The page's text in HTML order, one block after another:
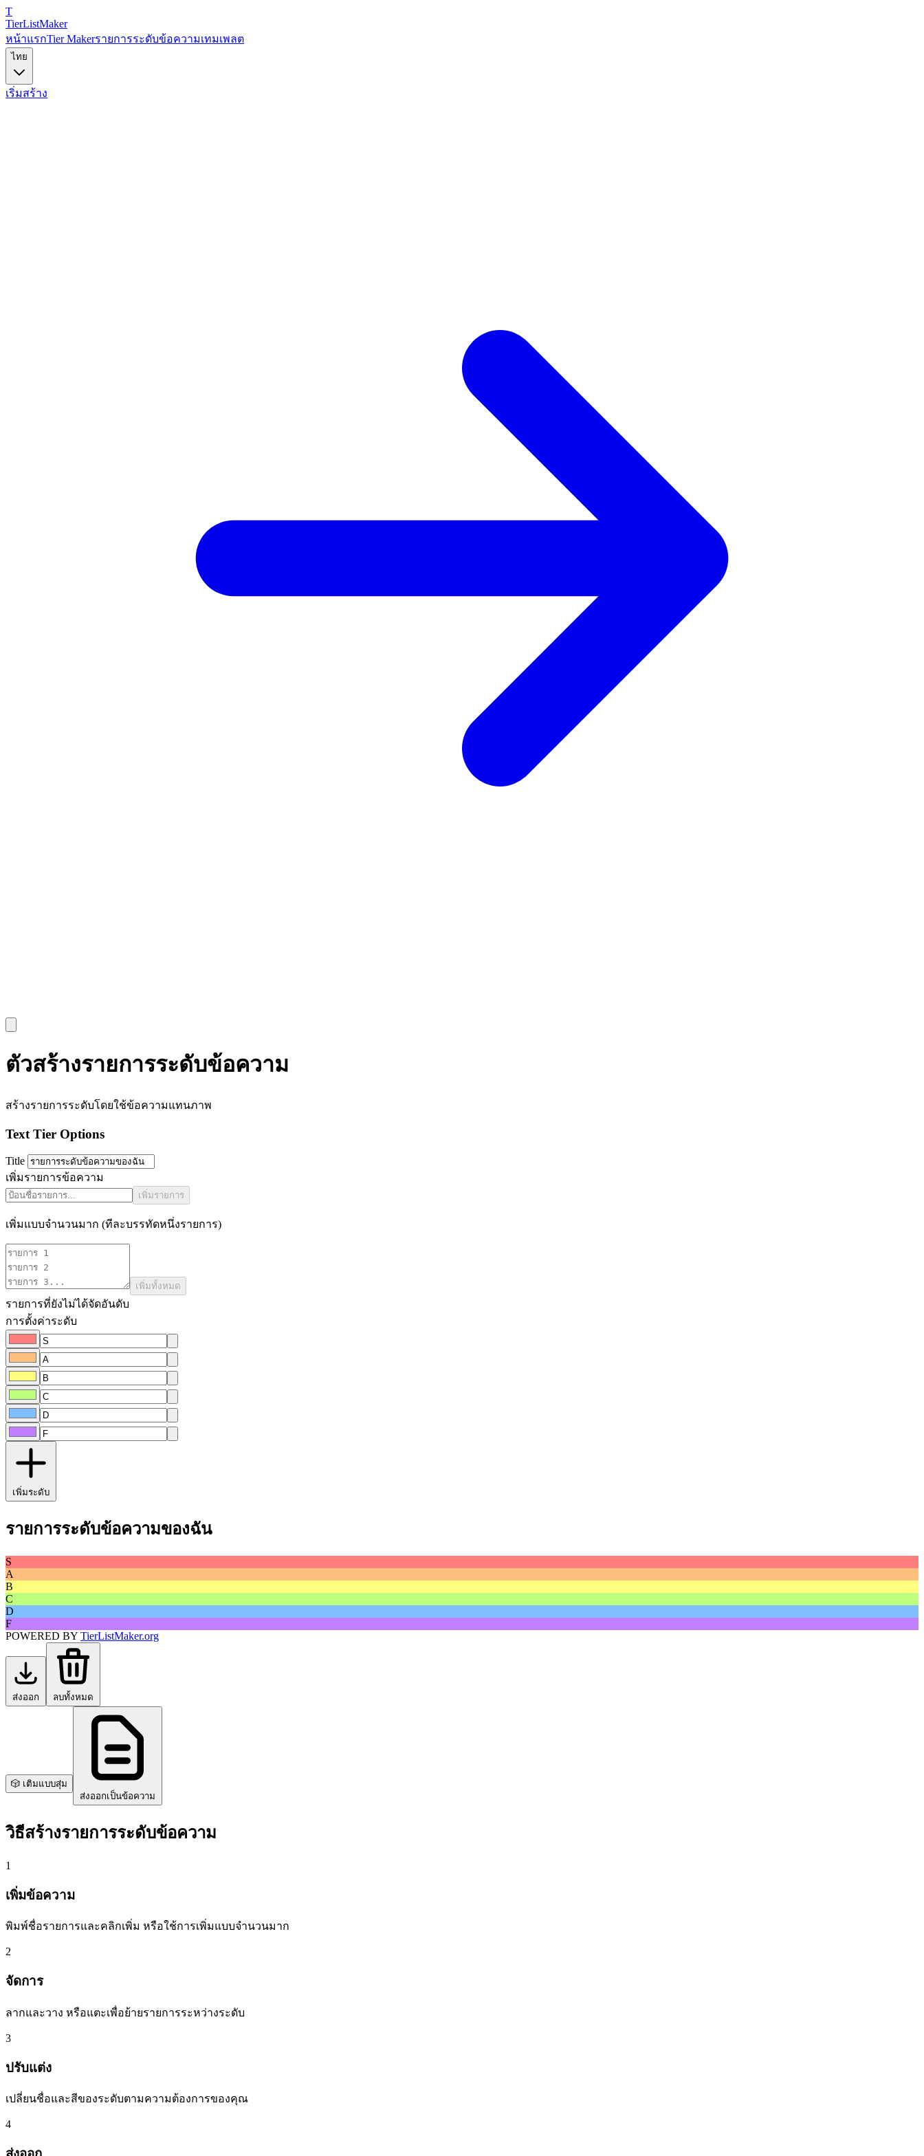
T
TierListMaker
หน้าแรกTier Makerรายการระดับข้อความเทมเพลต
ไทย
เริ่มสร้าง
ตัวสร้างรายการระดับข้อความ
สร้างรายการระดับโดยใช้ข้อความแทนภาพ
Text Tier Options
Title
เพิ่มรายการข้อความ
เพิ่มรายการ
เพิ่มแบบจำนวนมาก (ทีละบรรทัดหนึ่งรายการ)
เพิ่มทั้งหมด
รายการที่ยังไม่ได้จัดอันดับ
การตั้งค่าระดับ
เพิ่มระดับ
รายการระดับข้อความของฉัน
S
A
B
C
D
F
POWERED BY TierListMaker.org
ส่งออก ลบทั้งหมด
🎲 เติมแบบสุ่ม
ส่งออกเป็นข้อความ
วิธีสร้างรายการระดับข้อความ
1
เพิ่มข้อความ
พิมพ์ชื่อรายการและคลิกเพิ่ม หรือใช้การเพิ่มแบบจำนวนมาก
2
จัดการ
ลากและวาง หรือแตะเพื่อย้ายรายการระหว่างระดับ
3
ปรับแต่ง
เปลี่ยนชื่อและสีของระดับตามความต้องการของคุณ
4